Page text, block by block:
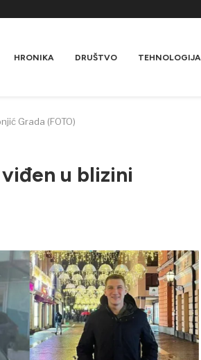
HRONIKA DRUŠTVO TEHNOLOGIJA
Grada (FOTO)
u blizini